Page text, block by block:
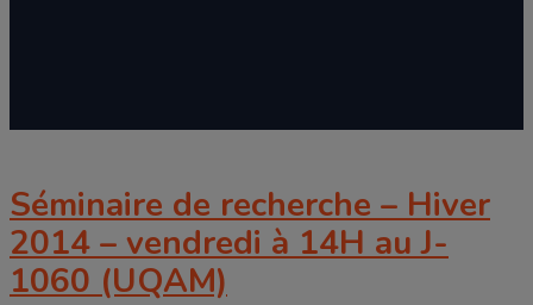
Séminaire de recherche – Hiver
2014 – vendredi à 14H au J-
1060 (UQAM)